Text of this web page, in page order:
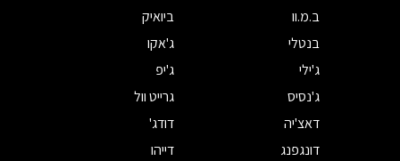
ב.מ.וו
ביואיק
בנטלי
ג'אקו
ג'ילי
ג'יפ
ג'נסיס
גרייט וול
דאצ'יה
דודג'
דונגפנג
דייהו